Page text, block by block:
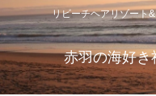
リビーチヘアリゾート
赤羽の海好